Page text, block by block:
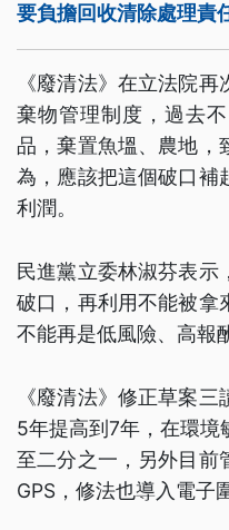
要負擔回收清除處理責
《廢清法》在立法院
棄物管理制度，過去
品，棄置魚塭、農地，
為，應該把這個破口補
利潤。
民進黨立委林淑芬表示
破口，再利用不能被拿
不能再是低風險、高報
《廢清法》修正草案
5年提高到7年，在環境
至二分之一，另外目前
GPS，修法也導入電子